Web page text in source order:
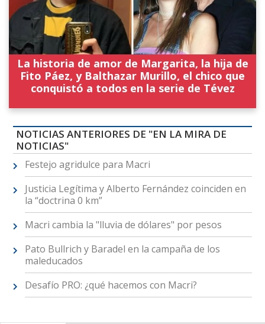
La historia de amor de Margarita, la hija de
Fito Páez, y Balthazar Murillo, el chico que
conquistó a todos en la serie de Tévez
NOTICIAS ANTERIORES DE "EN LA MIRA DE
NOTICIAS"
Festejo agridulce para Macri
Justicia Legítima y Alberto Fernández coinciden en
la “doctrina 0 km”
Macri cambia la "lluvia de dólares" por pesos
Pato Bullrich y Baradel en la campaña de los
maleducados
Desafío PRO: ¿qué hacemos con Macri?